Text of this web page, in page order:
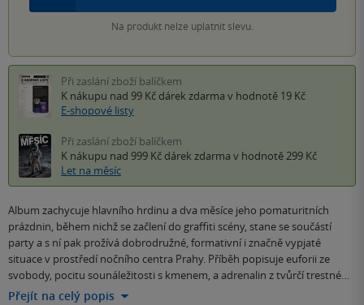
Na produkt nelze uplatnit slevu.
Při zaslání zboží balíčkem
K nákupu nad 99 Kč dárek zdarma v hodnotě 19 Kč
E-shopové listy
Při zaslání zboží balíčkem
K nákupu nad 999 Kč dárek zdarma v hodnotě 299 Kč
Let na měsíc
Album zachycuje hlavního hrdinu a dva měsíce jeho pomaturitních
prázdnin, během nichž se začlení do graffiti scény, stane se součástí
party a s ní pak prožívá dobrodružné, formativní i značně vypjaté
situace v prostředí nočního centra Prahy. Příběh popisuje euforii ze
svobody, pocitu sounáležitosti s kmenem, a adrenalin z tvůrčí trestné…
Přejít na celý popis